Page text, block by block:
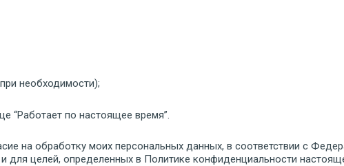
необходимости);
“Работает по настоящее время”.
на обработку моих персональных данных, в соответствии с
целей, определенных в Политике конфиденциальности